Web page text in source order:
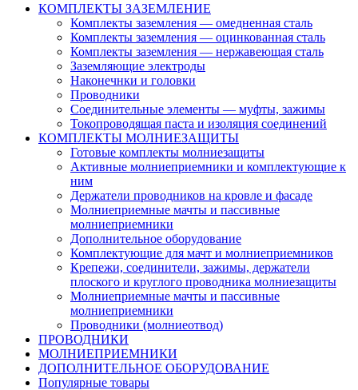
КОМПЛЕКТЫ ЗАЗЕМЛЕНИЕ
Комплекты заземления — омедненная сталь
Комплекты заземления — оцинкованная сталь
Комплекты заземления — нержавеющая сталь
Заземляющие электроды
Наконечнки и головки
Проводники
Соединительные элементы — муфты, зажимы
Токопроводящая паста и изоляция соединений
КОМПЛЕКТЫ МОЛНИЕЗАЩИТЫ
Готовые комплекты молниезащиты
Активные молниеприемники и комплектующие к
ним
Держатели проводников на кровле и фасаде
Молниеприемные мачты и пассивные
молниеприемники
Дополнительное оборудование
Комплектующие для мачт и молниеприемников
Крепежи, соединители, зажимы, держатели
плоского и круглого проводника молниезащиты
Молниеприемные мачты и пассивные
молниеприемники
Проводники (молниеотвод)
ПРОВОДНИКИ
МОЛНИЕПРИЕМНИКИ
ДОПОЛНИТЕЛЬНОЕ ОБОРУДОВАНИЕ
Популярные товары